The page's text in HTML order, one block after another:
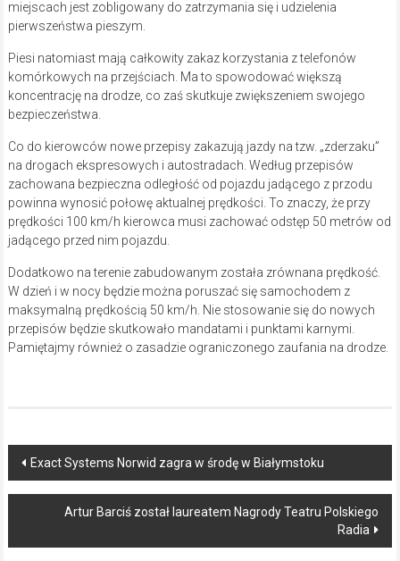
miejscach jest zobligowany do zatrzymania się i udzielenia
pierwszeństwa pieszym.
Piesi natomiast mają całkowity zakaz korzystania z telefonów
komórkowych na przejściach. Ma to spowodować większą
koncentrację na drodze, co zaś skutkuje zwiększeniem swojego
bezpieczeństwa.
Co do kierowców nowe przepisy zakazują jazdy na tzw. „zderzaku”
na drogach ekspresowych i autostradach. Według przepisów
zachowana bezpieczna odległość od pojazdu jadącego z przodu
powinna wynosić połowę aktualnej prędkości. To znaczy, że przy
prędkości 100 km/h kierowca musi zachować odstęp 50 metrów od
jadącego przed nim pojazdu.
Dodatkowo na terenie zabudowanym została zrównana prędkość.
W dzień i w nocy będzie można poruszać się samochodem z
maksymalną prędkością 50 km/h. Nie stosowanie się do nowych
przepisów będzie skutkowało mandatami i punktami karnymi.
Pamiętajmy również o zasadzie ograniczonego zaufania na drodze.
Post
navigation
Exact Systems Norwid zagra w środę w Białymstoku
Artur Barciś został laureatem Nagrody Teatru Polskiego
Radia